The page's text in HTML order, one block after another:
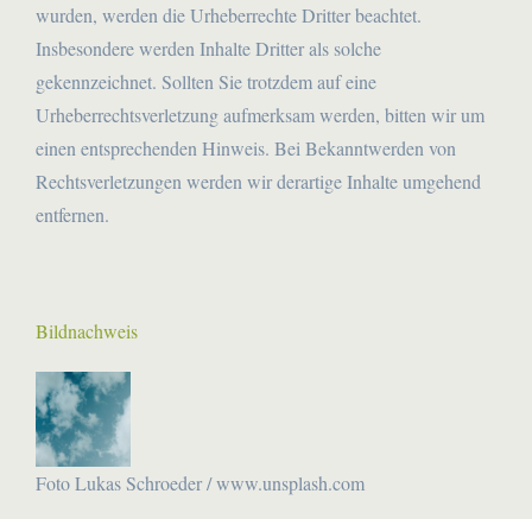
wurden, werden die Urheberrechte Dritter beachtet.
Insbesondere werden Inhalte Dritter als solche
gekennzeichnet. Sollten Sie trotzdem auf eine
Urheberrechtsverletzung aufmerksam werden, bitten wir um
einen entsprechenden Hinweis. Bei Bekanntwerden von
Rechtsverletzungen werden wir derartige Inhalte umgehend
entfernen.
Bildnachweis
Foto Lukas Schroeder /www.unsplash.com